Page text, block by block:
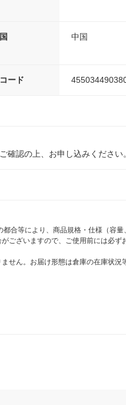
中国
ード
確認の上、お申し込みください。
合等により、商品規格・仕様（容
ございますので、ご使用前には必
せん。お届け形態は倉庫の在庫状況